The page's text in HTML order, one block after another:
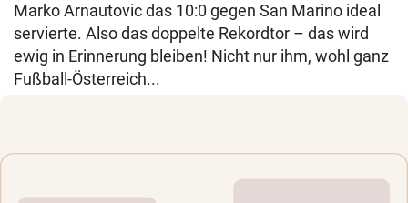
Marko Arnautovic das 10:0 gegen San Marino ideal
servierte. Also das doppelte Rekordtor – das wird
ewig in Erinnerung bleiben! Nicht nur ihm, wohl ganz
Fußball-Österreich...